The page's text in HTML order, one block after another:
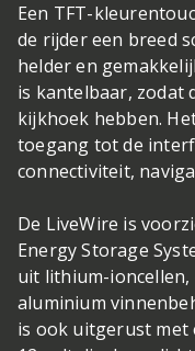
Een TFT-
de rijder een breed
helder en
is kantelbaar, zodat
kijkhoek hebben.
toegang tot de
connectiviteit,
De LiveWire is
Energy Storage
uit lithium-
aluminium
is ook uitgerust